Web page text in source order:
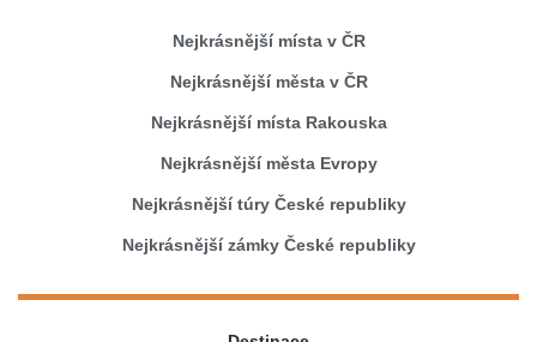
Nejkrásnější místa v ČR
Nejkrásnější města v ČR
Nejkrásnější místa Rakouska
Nejkrásnější města Evropy
Nejkrásnější túry České republiky
Nejkrásnější zámky České republiky